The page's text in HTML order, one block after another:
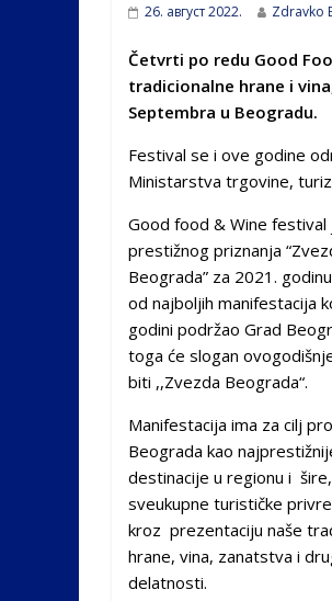
26. август 2022. Zdravko
Četvrti po redu Good
tradicionalne hrane i
Septembra u Beogradu.
Festival se i ove godine
Ministarstva trgovine,
Good food & Wine festival
prestižnog priznanja
Beograda” za 2021.
od najboljih manifestacija
godini podržao Grad
toga će slogan
biti ,,Zvezda Beograda“.
Manifestacija ima za cilj
Beograda kao
destinacije u regionu i
sveukupne turističke
kroz prezentaciju naše
hrane, vina, zanatstva i
delatnosti.